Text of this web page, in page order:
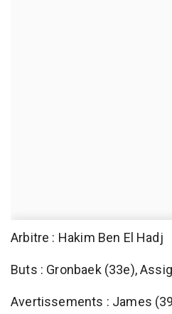
Arbitre : Hakim Ben El Hadj
Buts : Gronbaek (33e),
Avertissements : James